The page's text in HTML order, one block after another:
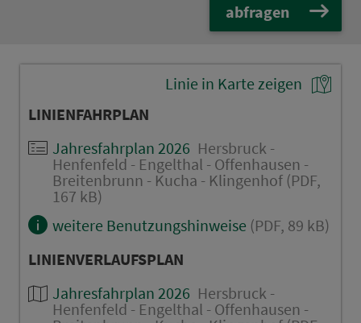
abfragen
Linie in Karte zeigen
LINIENFAHRPLAN
Jahresfahrplan 2026 Hersbruck -
Henfenfeld - Engelthal - Offenhausen -
Breitenbrunn - Kucha - Klingenhof (PDF,
167 kB)
weitere Benutzungshinweise (PDF, 89 kB)
LINIENVERLAUFSPLAN
Jahresfahrplan 2026 Hersbruck -
Henfenfeld - Engelthal - Offenhausen -